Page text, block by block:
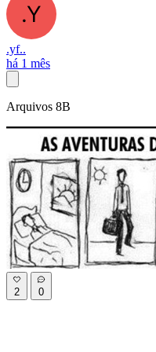
.yf..
há 1 mês
Arquivos 8B
2 0